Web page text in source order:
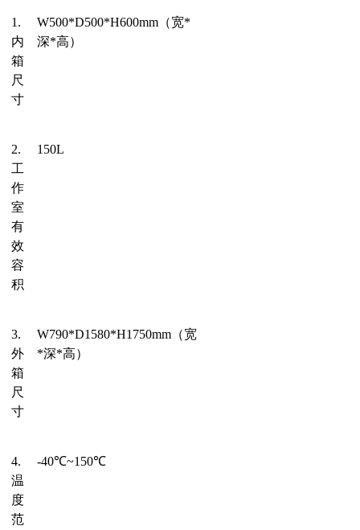
1.
内
箱
尺
寸
W500*D500*H600mm （宽*
深*高）
2.
工
作
室
有
效
容
积
150L
3.
外
箱
尺
寸
W790*D1580*H1750mm （宽
*深*高）
4.
温
度
范
-40℃~150℃